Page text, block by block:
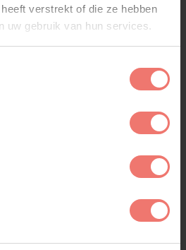
verstrekt of die ze hebben
uw gebruik van hun services.